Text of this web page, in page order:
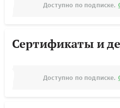
Доступно по подписке.
Сертификаты и
Доступно по подписке.